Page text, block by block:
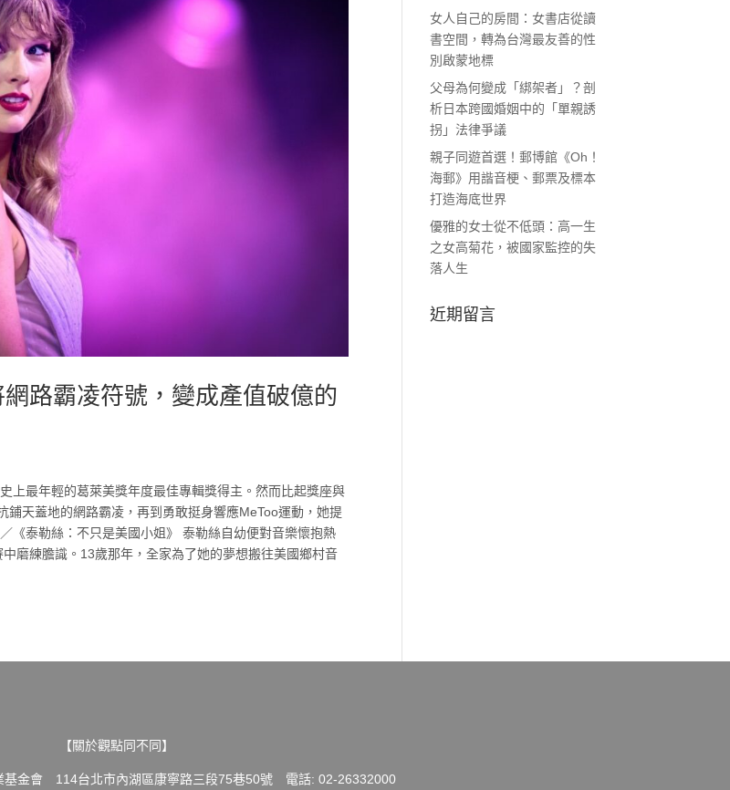
路霸凌符號，變成產值破億的
上最年輕的葛萊美獎年度最佳專輯獎得主。然而比起獎座與
天蓋地的網路霸凌，再到勇敢挺身響應MeToo運動，她提
《泰勒絲：不只是美國小姐》 泰勒絲自幼便對音樂懷抱熱
磨練膽識。13歲那年，全家為了她的夢想搬往美國鄉村音
女人自己的房間：女書店從讀
書空間，轉為台灣最友善的性
別啟蒙地標
父母為何變成「綁架者」？剖
析日本跨國婚姻中的「單親誘
拐」法律爭議
親子同遊首選！郵博館《Oh！
海郵》用諧音梗、郵票及標本
打造海底世界
優雅的女士從不低頭：高一生
之女高菊花，被國家監控的失
落人生
近期留言
【關於觀點同不同】
基金會 114台北市內湖區康寧路三段75巷50號 電話: 02-26332000